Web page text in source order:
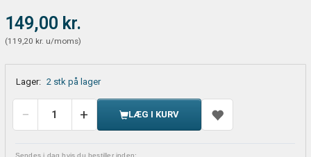
149,00 kr.
(119,20 kr. u/moms)
Lager: 2 stk på lager
LÆG I KURV
Sendes i dag hvis du bestiller inden: